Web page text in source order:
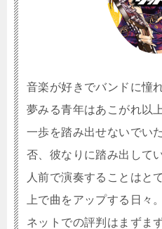
音楽が好きでバンドに憧
夢みる青年はあこがれ以
一歩を踏み出せないでいた
否、彼なりに踏み出してい
人前で演奏することはと
上で曲をアップする日々。
ネットでの評判はまずま